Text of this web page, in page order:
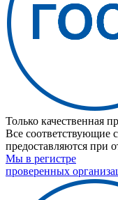
Только качественная
Все соответствующие
предоставляются при
Мы в регистре
проверенных